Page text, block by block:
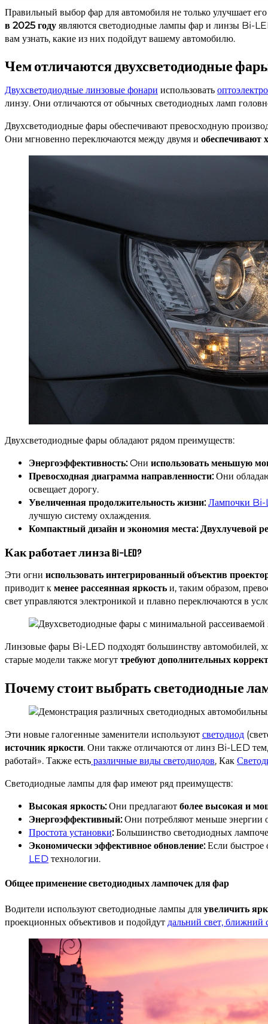
Правильный выбор фар для автомобиля не только улучшает
в 2025 году являются светодиодные лампы фар и линзы Bi-
вам узнать, какие из них подойдут вашему автомобилю.
Чем отличаются двухсветодиодные
Двухсветодиодные линзовые фонари использовать
линзу. Они отличаются от обычных светодиодных ламп
Двухсветодиодные фары обеспечивают превосходную
Они мгновенно переключаются между двумя и обеспечивают
Двухсветодиодные фары обладают рядом преимуществ:
Энергоэффективность:Oни использовать меньшую
Превосходная диаграмма направленности:Они
освещает дорогу.
Увеличенная продолжительность жизни:Лампочки Bi-
лучшую систему охлаждения.
Компактный дизайн и экономия места: Двухлучевой
Как работает линза Bi-LED?
Эти огни использовать интегрированный объектив
приводит к менее рассеянная яркость и, таким образом,
свет управляются электроникой и плавно переключаются в
Линзовые фары Bi-LED подходят большинству автомобилей,
старые модели также могут требуют дополнительных
Почему стоит выбрать светодиодные
Эти новые галогенные заменители используют светодиод
источник яркости. Они также отличаются от линз Bi-LED
работай». Также есть различные виды светодиодов, Как
Светодиодные лампы для фар имеют ряд преимуществ:
Высокая яркость:Они предлагают более высокая и
Энергоэффективный:Они потребляют меньше энергии
Простота установки:Большинство светодиодных
Экономически эффективное обновление:Если быстрое
LED технологии.
Общее применение светодиодных лампочек для фар
Водители используют светодиодные лампы для увеличить
проекционных объективов и подойдут дальний свет, ближний